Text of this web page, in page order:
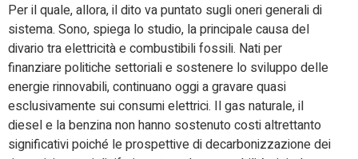
Per il quale, allora, il dito va puntato sugli oneri generali di
sistema. Sono, spiega lo studio, la principale causa del
divario tra elettricità e combustibili fossili. Nati per
finanziare politiche settoriali e sostenere lo sviluppo delle
energie rinnovabili, continuano oggi a gravare quasi
esclusivamente sui consumi elettrici. Il gas naturale, il
diesel e la benzina non hanno sostenuto costi altrettanto
significativi poiché le prospettive di decarbonizzazione dei